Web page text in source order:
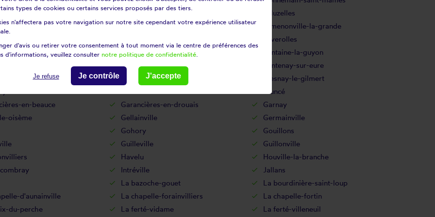
Droue-sur-drouette
Écluzelles
Épernon
Ermenonville-la-grande
Faverolles
mattanvillier Flacey
Fontaine-la-guyon
Fontenay-sur-conie
Fontenay-sur-eure
Fresnay-le-comte
Fresnay-le-gilmert
Fruncé
en-beauce Garancières-en-drouais
Garnay
oisème Gellainville
Germainville
Gohory
Gouillons
Guilleville
Guillonville
Havelu
Houville-la-branche
Intréville
Jallans
La bazoche-gouet
La bourdinière-saint-loup
d'aunainville La chapelle-forainvilliers
La chapelle-fortin
du-perche La ferté-vidame
La ferté-villeneuil
types de cookies ou certains services proposés par des tiers.
n'affectera pas votre navigation sur notre site cependant votre expérience utilisateur
d'avis ou retirer votre consentement à tout moment via le centre de préférences des
d'informations, veuillez consulter notre politique de confidentialité
Je refuse Je contrôle J'accepte